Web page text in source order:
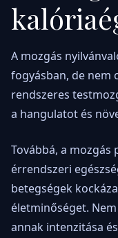
A mozgás
fogyásban, de nem
rendszeres
a hangulatot és
Továbbá, a mozgás
érrendszeri
betegségek
életminőséget.
annak intenzitása